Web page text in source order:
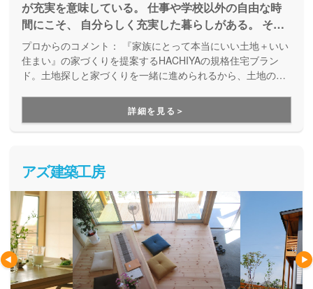
が充実を意味している。 仕事や学校以外の自由な時
間にこそ、 自分らしく充実した暮らしがある。 そん
な時間を家造りの観点から捻出できたら… 家とし
て、使いやすさや動きやすさ、効率的な導線、 シン
プルな構造などフィジカルな部分でのゆとりと、 全
ろげる空間作りなどメンタルな部分でのゆとりで、
肩肘張らないプライベートな時間を作り出せる住宅。
プロからのコメント：
『家族にとって本当にいい土地＋いい
住まい』の家づくりを提案するHACHIYAの規格住宅ブラン
ド。土地探しと家づくりを一緒に進められるから、土地の条
言っても40以上のプランがあり、価格設定もわかりやすく、
お好みに合わせてセレクトしていくことで、手の届く価格で
自分らしい家づくりをすることができます。
詳細を見る＞
アズ建築工房